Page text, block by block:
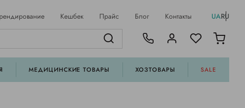
Кешбек Прайс Блог Контакты UARU
МЕДИЦИНСКИЕ ТОВАРЫ ХОЗТОВАРЫ SALE